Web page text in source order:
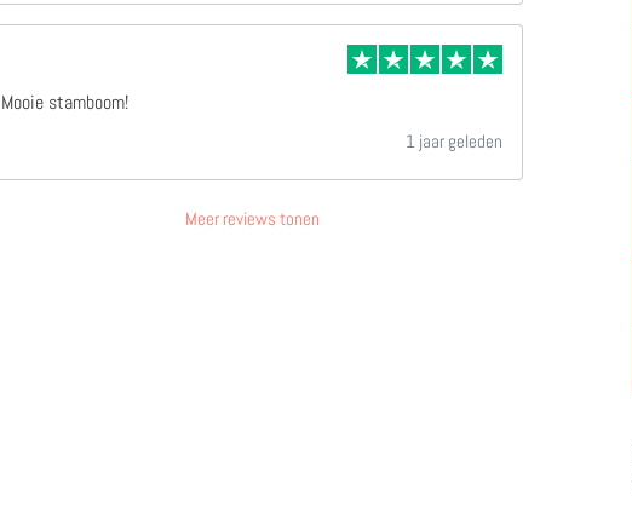
Mooie stamboom!
1 jaar geleden
Meer reviews tonen